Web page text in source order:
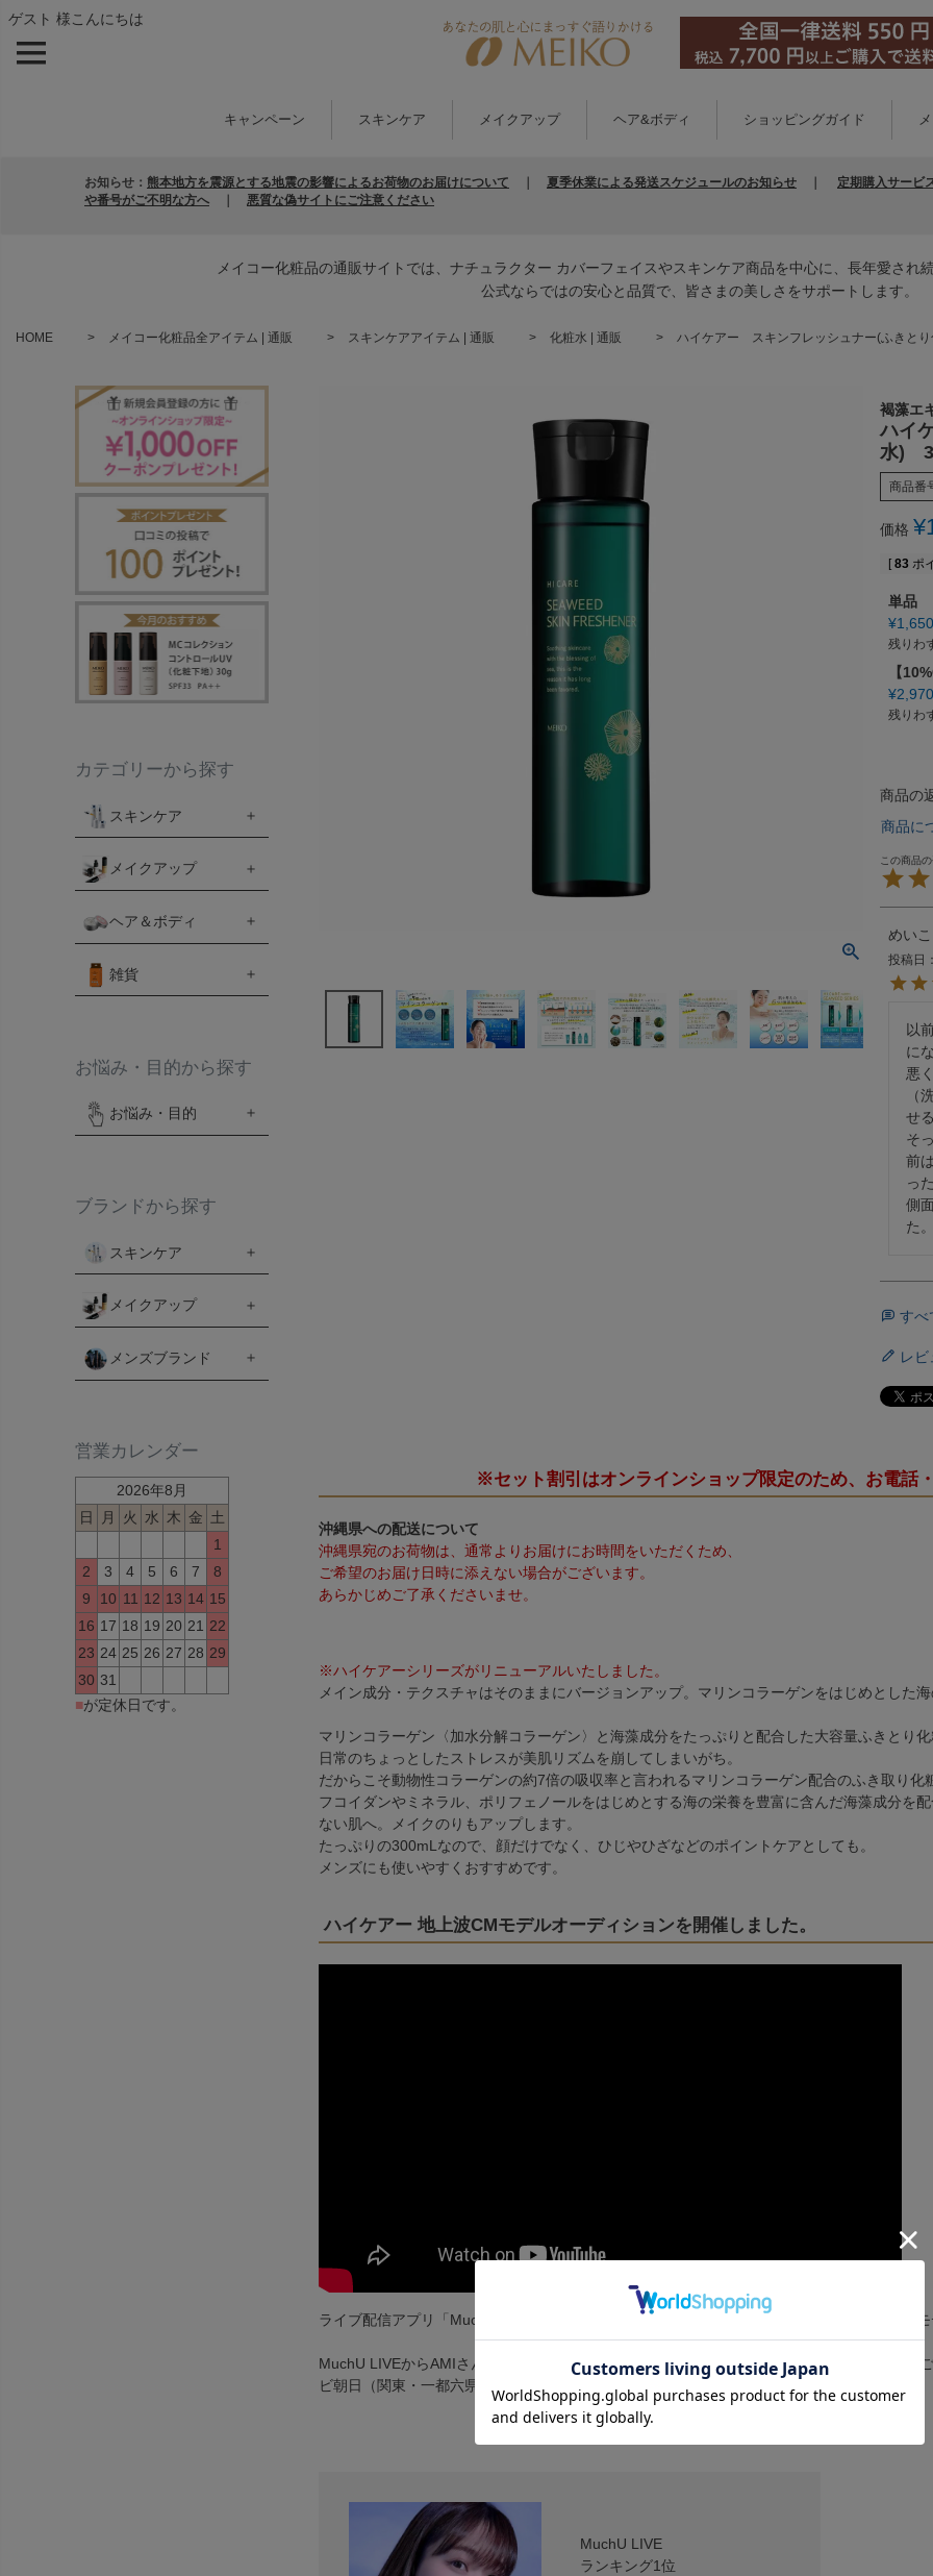
ゲスト 様こんにちは
キャンペーン スキンケア メイクアップ ヘア&ボディ ショッピングガイド
お知らせ： 熊本地方を震源とする地震の影響によるお荷物のお届けについて 夏季休業による発送スケジュールのお知らせ 定期購入サービ
や番号がご不明な方へ
悪質な偽サイトにご注意ください
メイコー化粧品の通販サイトでは、ナチュラクター カバーフェイスやスキンケア商品を中心に、長年愛され
公式ならではの安心と品質で、皆さまの美しさをサポートします。
HOME メイコー化粧品全アイテム | 通販 スキンケアアイテム | 通販 化粧水 | 通販 ハイケアー スキンフレッシュナー(ふきと
カテゴリーから探す
スキンケア
メイクアップ
ヘア＆ボディ
雑貨
お悩み・目的から探す
お悩み・目的
ブランドから探す
スキンケア
メイクアップ
メンズブランド
営業カレンダー
2026年8月
日
月 火 水 木 金 土
1
2
3 4 5 6 7
8
9
10 11 12 13 14 15
16 17 18 19 20 21 22
23 24 25 26 27 28 29
30 31
■が定休日です。
褐藻エ
ハイ
水)
商品番
価格 ¥
[ 83 ポ
単品
¥
残りわ
【
¥
残りわ
商品の
商品に
めいこ
投稿日
以
に
悪
（
せ
そ
前
っ
側
た
すべ
レビ
※セット割引はオンラインショップ限定のため、お電話
沖縄県への配送について
沖縄県宛のお荷物は、通常よりお届けにお時間をいただくため、
ご希望のお届け日時に添えない場合がございます。
あらかじめご了承くださいませ。
※ハイケアーシリーズがリニューアルいたしました。
メイン成分・テクスチャはそのままにバージョンアップ。マリンコラーゲンをはじめとした
マリンコラーゲン〈加水分解コラーゲン〉と海藻成分をたっぷりと配合した大容量ふきとり化
日常のちょっとしたストレスが美肌リズムを崩してしまいがち。
だからこそ動物性コラーゲンの約7倍の吸収率と言われるマリンコラーゲン配合のふき取り化
フコイダンやミネラル、ポリフェノールをはじめとする海の栄養を豊富に含んだ海藻成分を
ない肌へ。メイクのりもアップします。
たっぷりの300mLなので、顔だけでなく、ひじやひざなどのポイントケアとしても。
メンズにも使いやすくおすすめです。
ハイケアー 地上波CMモデルオーディションを開催しました。
ライブ配信アプリ「MuchU LIVE」「SHOWROOM」「mildom」にてハイケアー 地上波CM
MuchU LIVEからAMIさん、SHOWROOMから鍛治島 彩さん、mildomからさえきっちさんに
ビ朝日（関東・一都六県）にて放映されました。
MuchU LIVE
ランキング1位